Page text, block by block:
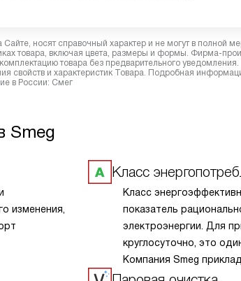
носят справочный характер и не могут в полной
товара, включая цвета, размеры и формы. Фирма-
товара без предварительного
свойств и характеристик Товара. Подробная
в России: Смег
Smeg
изменения,
Класс
Класс
показатель
электроэнергии. Для
круглосуточно, это
Компания Smeg
того, чтобы сделать